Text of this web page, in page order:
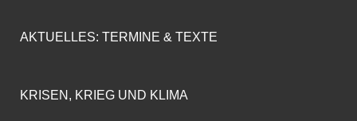
AKTUELLES: TERMINE & TEXTE
KRISEN, KRIEG UND KLIMA